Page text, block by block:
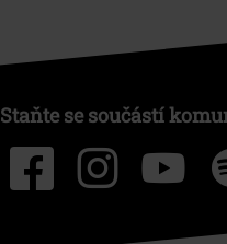
Staňte se součástí